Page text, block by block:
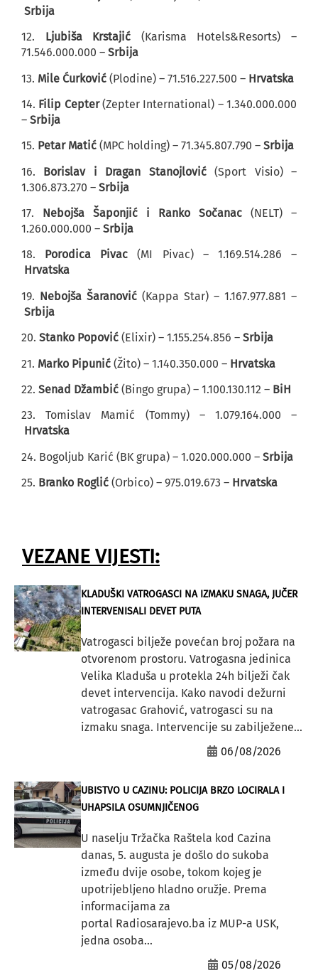
Srbija
12. Ljubiša Krstajić (Karisma Hotels&Resorts) –
71.546.000.000 – Srbija
13. Mile Ćurković (Plodine) – 71.516.227.500 – Hrvatska
14. Filip Cepter(Zepter International) – 1.340.000.000
– Srbija
15. Petar Matić (MPC holding) – 71.345.807.790 – Srbija
16. Borislav i Dragan Stanojlović(Sport Visio) –
1.306.873.270 – Srbija
17. Nebojša Šaponjić i Ranko Sočanac (NELT) –
1.260.000.000 – Srbija
18. Porodica Pivac (MI Pivac) – 1.169.514.286 –
Hrvatska
19. Nebojša Šaranović (Kappa Star) – 1.167.977.881 –
Srbija
20. Stanko Popović (Elixir) – 1.155.254.856 – Srbija
21. Marko Pipunić (Žito) – 1.140.350.000 – Hrvatska
22. Senad Džambić (Bingo grupa) – 1.100.130.112 – BiH
23. Tomislav Mamić (Tommy) – 1.079.164.000 –
Hrvatska
24. Bogoljub Karić (BK grupa) – 1.020.000.000 – Srbija
25. Branko Roglić (Orbico) – 975.019.673 – Hrvatska
VEZANE VIJESTI:
KLADUŠKI VATROGASCI NA IZMAKU SNAGA, JUČER
INTERVENISALI DEVET PUTA
Vatrogasci bilježe povećan broj požara na
otvorenom prostoru. Vatrogasna jedinica
Velika Kladuša u protekla 24h bilježi čak
devet intervencija. Kako navodi dežurni
vatrogasac Grahović, vatrogasci su na
izmaku snaga. Intervencije su zabilježene...
06/08/2026
UBISTVO U CAZINU: POLICIJA BRZO LOCIRALA I
UHAPSILA OSUMNJIČENOG
U naselju Tržačka Raštela kod Cazina
danas, 5. augusta je došlo do sukoba
između dvije osobe, tokom kojeg je
upotrijebljeno hladno oružje. Prema
informacijama za
portal Radiosarajevo.ba iz MUP-a USK,
jedna osoba...
05/08/2026